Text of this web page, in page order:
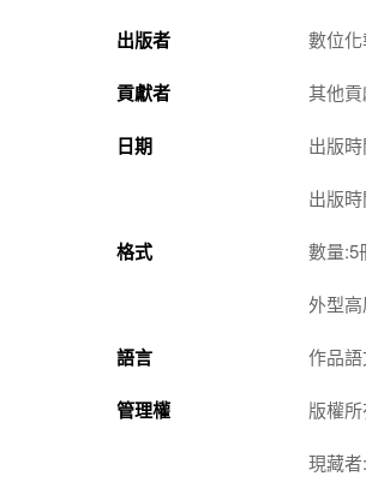
出版者 數位
貢獻者 其他
日期 出版
出版
格式 數量:5
外型
語言 作品
管理權 版權
現藏